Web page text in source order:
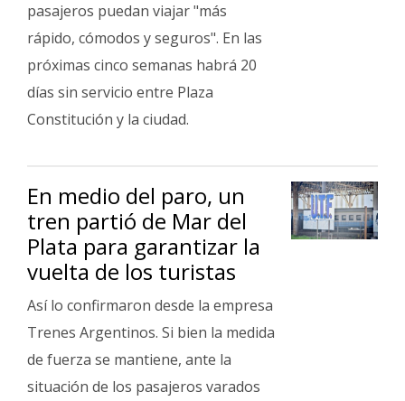
Familia
Clasificados
Fúnebres
pasajeros puedan viajar "más
rápido, cómodos y seguros". En las
próximas cinco semanas habrá 20
días sin servicio entre Plaza
Constitución y la ciudad.
En medio del paro, un
tren partió de Mar del
Plata para garantizar la
vuelta de los turistas
Así lo confirmaron desde la empresa
Trenes Argentinos. Si bien la medida
de fuerza se mantiene, ante la
situación de los pasajeros varados